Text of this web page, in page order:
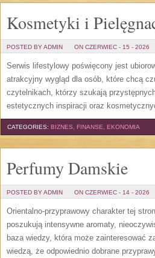
Kosmetyki i
POSTED BY ADMIN ON CZERWIEC - 15 - 2026
Serwis lifestylowy poświęcony jest
atrakcyjny wygląd dla osób, które chcą
czytelnikach, którzy szukają
estetycznych inspiracji oraz
CATEGORIES: BIZNES, FINANSE, EKONOMIA
Perfumy Damskie
POSTED BY ADMIN ON CZERWIEC - 14 - 2026
Orientalno-przyprawowy charakter tej
poszukują intensywne aromaty,
baza wiedzy, która może zainteresować
wiedzą, że odpowiednio dobrane